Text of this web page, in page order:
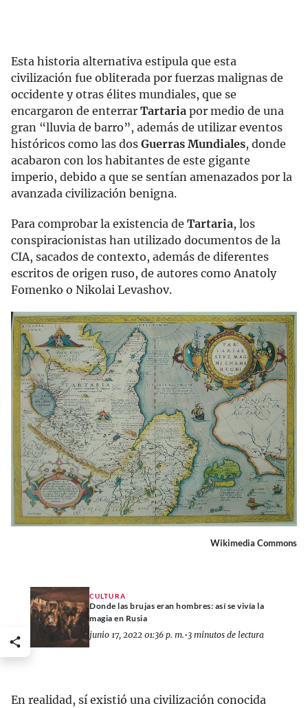
Esta historia alternativa estipula que esta
civilización fue obliterada por fuerzas malignas de
occidente y otras élites mundiales, que se
encargaron de enterrar Tartaria por medio de una
gran “lluvia de barro”, además de utilizar eventos
históricos como las dos Guerras Mundiales, donde
acabaron con los habitantes de este gigante
imperio, debido a que se sentían amenazados por la
avanzada civilización benigna.
Para comprobar la existencia de Tartaria, los
conspiracionistas han utilizado documentos de la
CIA, sacados de contexto, además de diferentes
escritos de origen ruso, de autores como Anatoly
Fomenko o Nikolai Levashov.
Wikimedia Commons
CULTURA
Donde las brujas eran hombres: así se vivía la
magia en Rusia
junio 17, 2022 01:36 p. m.•3 minutos de lectura
En realidad, sí existió una civilización conocida